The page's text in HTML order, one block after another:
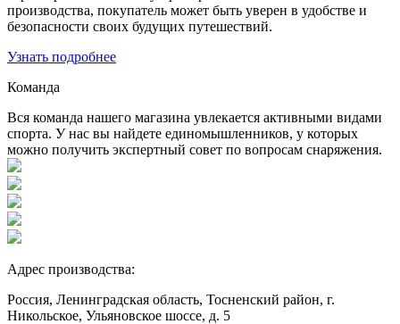
производства, покупатель может быть уверен в удобстве и
безопасности своих будущих путешествий.
Узнать подробнее
Команда
Вся команда нашего магазина увлекается активными видами
спорта. У нас вы найдете единомышленников, у которых
можно получить экспертный совет по вопросам снаряжения.
Адрес производства:
Россия, Ленинградская область, Тосненский район, г.
Никольское, Ульяновское шоссе, д. 5